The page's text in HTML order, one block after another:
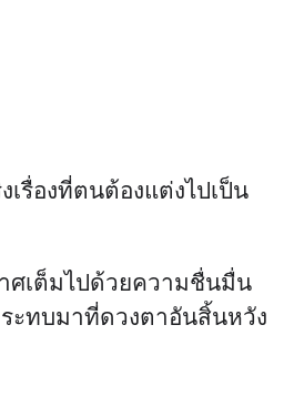
รื่องที่ตนต้องแต่งไปเป็น
ศเต็มไปด้วยความชื่นมื่น
ะทบมาที่ดวงตาอันสิ้นหวัง